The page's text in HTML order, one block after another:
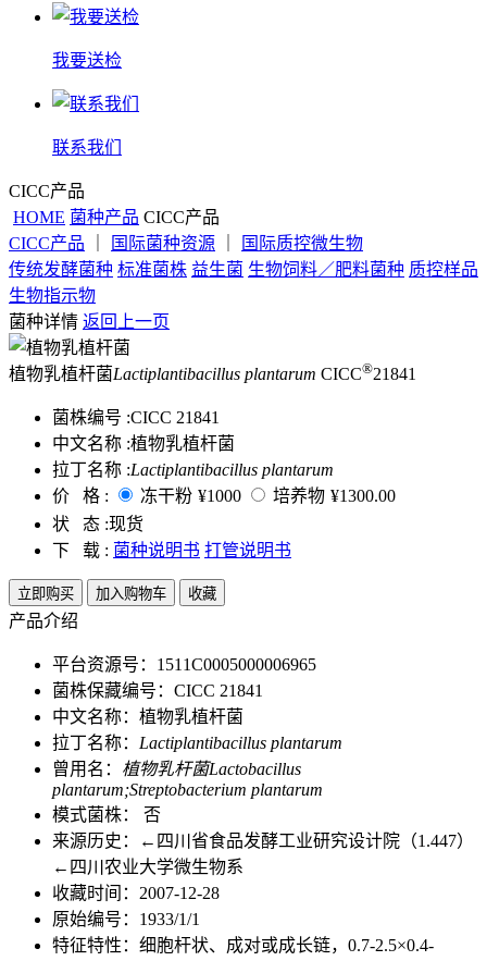
我要送检
联系我们
CICC产品
HOME 菌种产品 CICC产品
CICC产品
国际菌种资源
国际质控微生物
传统发酵菌种 标准菌株 益生菌 生物饲料／肥料菌种 质控样品
生物指示物
菌种详情 返回上一页
植物乳植杆菌Lactiplantibacillus plantarum CICC®21841
菌株编号 :CICC 21841
中文名称 :植物乳植杆菌
拉丁名称 :Lactiplantibacillus plantarum
价 格 :
冻干粉 ¥1000 培养物 ¥1300.00
状 态 :现货
下 载 : 菌种说明书 打管说明书
立即购买 加入购物车 收藏
产品介绍
平台资源号：1511C0005000006965
菌株保藏编号：CICC 21841
中文名称：植物乳植杆菌
拉丁名称： Lactiplantibacillus plantarum
曾用名： 植物乳杆菌Lactobacillus
plantarum;Streptobacterium plantarum
模式菌株： 否
来源历史：←四川省食品发酵工业研究设计院（1.447）
←四川农业大学微生物系
收藏时间：2007-12-28
原始编号：1933/1/1
特征特性：细胞杆状、成对或成长链，0.7-2.5×0.4-